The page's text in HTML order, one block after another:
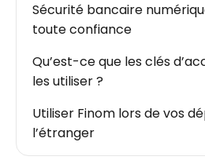
Sécurité bancaire
toute confiance
Qu’est-ce que les clés
les utiliser ?
Utiliser Finom lors de vos
l’étranger